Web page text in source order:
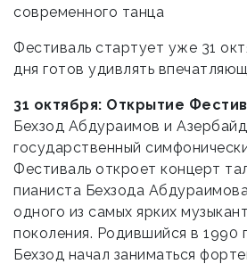
современного танца
Фестиваль стартует уже 31
дня готов удивлять
31 октября: Открытие
Бехзод Абдураимов и
государственный
Фестиваль откроет концерт
пианиста Бехзода Абдураимова
одного из самых ярких
поколения. Родившийся в 1990
Бехзод начал заниматься